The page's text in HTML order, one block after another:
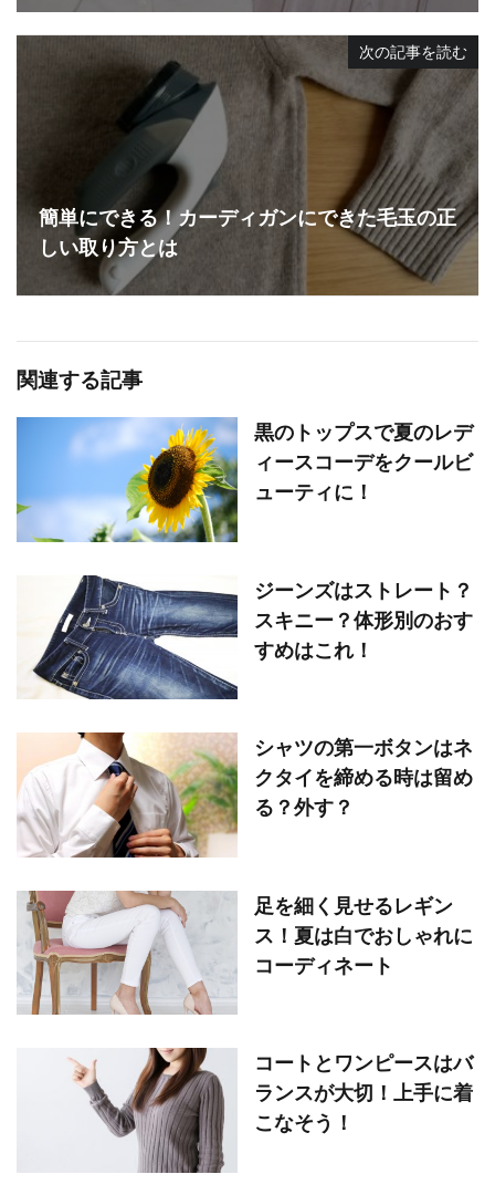
次の記事を読む
簡単にできる！カーディガンにできた毛玉の正
しい取り方とは
関連する記事
黒のトップスで夏のレデ
ィースコーデをクールビ
ューティに！
ジーンズはストレート？
スキニー？体形別のおす
すめはこれ！
シャツの第一ボタンはネ
クタイを締める時は留め
る？外す？
足を細く見せるレギン
ス！夏は白でおしゃれに
コーディネート
コートとワンピースはバ
ランスが大切！上手に着
こなそう！